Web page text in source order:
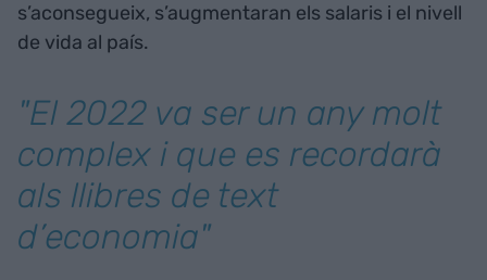
s’aconsegueix, s’augmentaran els salaris i el nivell
de vida al país.
"El 2022 va ser un any molt
complex i que es recordarà
als llibres de text
d’economia"